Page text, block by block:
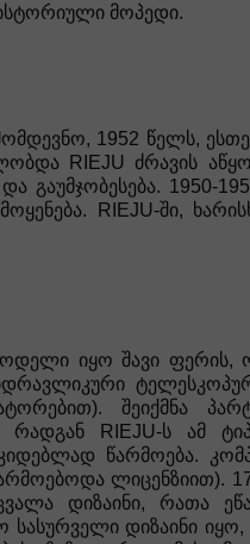
მოპედი.
1952 წელს,
RIEJU ძრავის
გაუმჯობესება. 1950-
RIEJU-ში,
იყო შავი ფერის,
შეიქმნა
რადგან RIEJU-ს ამ
წარმოება.
ლიცენზიით).
დიზაინი, რათა
დიზაინი იყო,